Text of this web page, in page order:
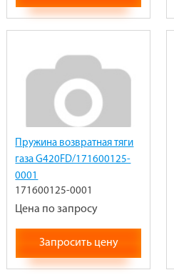
Пружина возвратная тяги
газа G420FD/171600125-
0001
171600125-0001
Цена по запросу
Запросить цену